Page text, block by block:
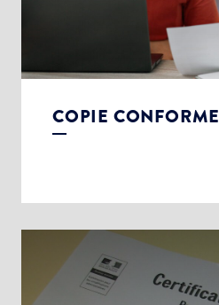
COPIE CONFORME